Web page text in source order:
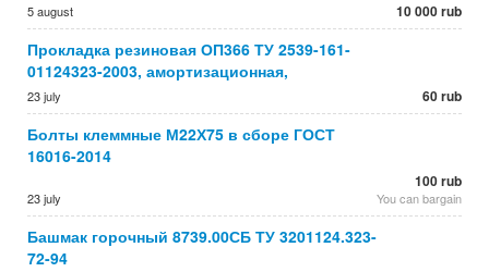
5 august 10 000 rub
Прокладка резиновая ОП366 ТУ 2539-161-
01124323-2003, амортизационная,
23 july 60 rub
Болты клеммные М22Х75 в сборе ГОСТ
16016-2014
23 july
100 rub
You can bargain
Башмак горочный 8739.00СБ ТУ 3201124.323-
72-94